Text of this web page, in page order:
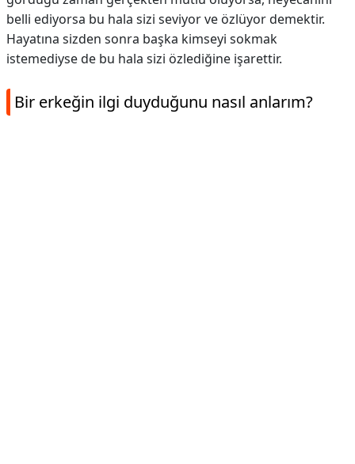
belli ediyorsa bu hala sizi seviyor ve özlüyor demektir.
Hayatına sizden sonra başka kimseyi sokmak
istemediyse de bu hala sizi özlediğine işarettir.
Bir erkeğin ilgi duyduğunu nasıl anlarım?